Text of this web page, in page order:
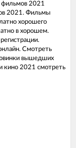
фильмов 2021
2021. Фильмы
хорошего
в хорошем.
Смотреть
вышедших
кино 2021 смотреть